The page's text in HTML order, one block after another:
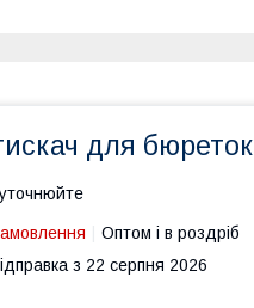
для бюреток
Оптом і в роздріб
з 22 серпня 2026